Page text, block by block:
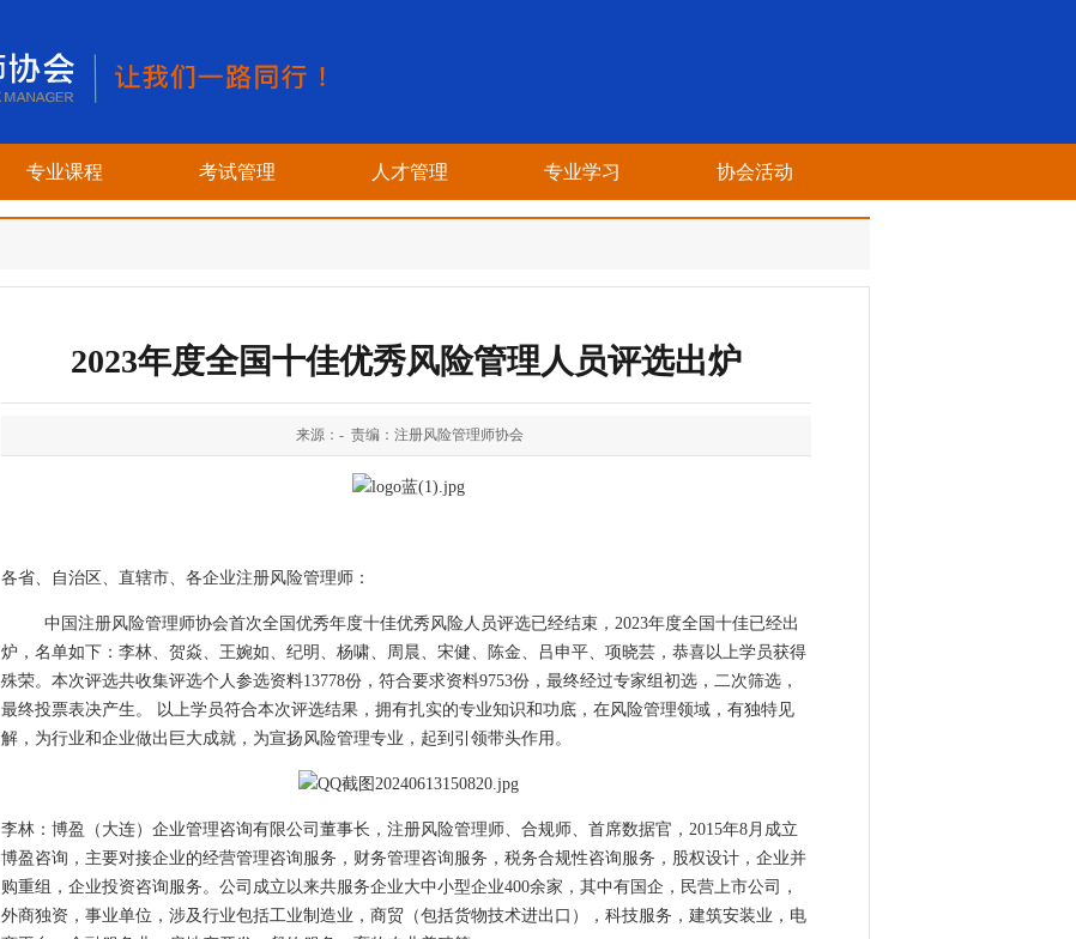
专业课程 考试管理 人才管理 专业学习 协会活动
2023年度全国十佳优秀风险管理人员评选出炉
来源：- 责编：注册风险管理师协会
各省、自治区、直辖市、各企业注册风险管理师：
中国注册风险管理师协会首次全国优秀年度十佳优秀风险人员评选已经结束，2023年度全国十佳已经出
炉，名单如下：李林、贺焱、王婉如、纪明、杨啸、周晨、宋健、陈金、吕申平、项晓芸，恭喜以上学员获得
殊荣。本次评选共收集评选个人参选资料13778份，符合要求资料9753份，最终经过专家组初选，二次筛选，
最终投票表决产生。 以上学员符合本次评选结果，拥有扎实的专业知识和功底，在风险管理领域，有独特见
解，为行业和企业做出巨大成就，为宣扬风险管理专业，起到引领带头作用。
李林：博盈（大连）企业管理咨询有限公司董事长，注册风险管理师、合规师、首席数据官，2015年8月成立
博盈咨询，主要对接企业的经营管理咨询服务，财务管理咨询服务，税务合规性咨询服务，股权设计，企业并
购重组，企业投资咨询服务。公司成立以来共服务企业大中小型企业400余家，其中有国企，民营上市公司，
外商独资，事业单位，涉及行业包括工业制造业，商贸（包括货物技术进出口），科技服务，建筑安装业，电